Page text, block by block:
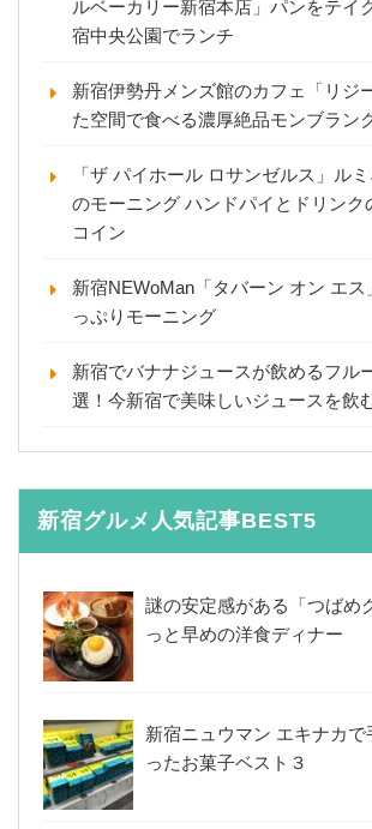
ルベーカリー新宿本店」パンをテイ
宿中央公園でランチ
新宿伊勢丹メンズ館のカフェ「リジ
た空間で食べる濃厚絶品モンブラン
「ザ パイホール ロサンゼルス」ル
のモーニング ハンドパイとドリンク
コイン
新宿NEWoMan「タバーン オン エス
っぷりモーニング
新宿でバナナジュースが飲めるフル
選！今新宿で美味しいジュースを飲
新宿グルメ人気記事BEST5
謎の安定感がある「つばめ
っと早めの洋食ディナー
新宿ニュウマン エキナカ
ったお菓子ベスト３